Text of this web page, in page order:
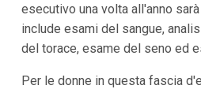
esecutivo una volta all'anno
include esami del sangue,
del torace, esame del seno ed
Per le donne in questa fascia